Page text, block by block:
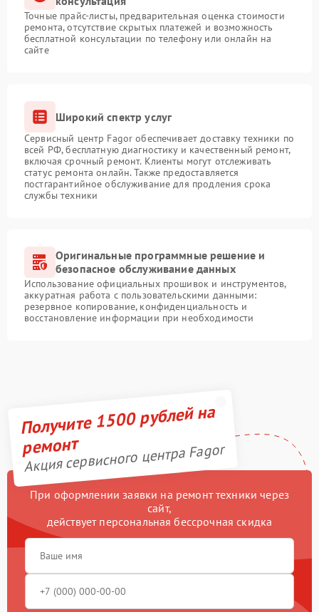
Точные прайс-листы, предварительная оценка стоимости
ремонта, отсутствие скрытых платежей и возможность
бесплатной консультации по телефону или онлайн на
сайте
Широкий спектр услуг
Сервисный центр Fagor обеспечивает доставку техники по
всей РФ, бесплатную диагностику и качественный ремонт,
включая срочный ремонт. Клиенты могут отслеживать
статус ремонта онлайн. Также предоставляется
постгарантийное обслуживание для продления срока
службы техники
Оригинальные программные решение и
безопасное обслуживание данных
Использование официальных прошивок и инструментов,
аккуратная работа с пользовательскими данными:
резервное копирование, конфиденциальность и
восстановление информации при необходимости
Получите 1500 рублей на
ремонт
Акция сервисного центра Fagor
При оформлении заявки на ремонт техники через
сайт,
действует персональная бессрочная скидка